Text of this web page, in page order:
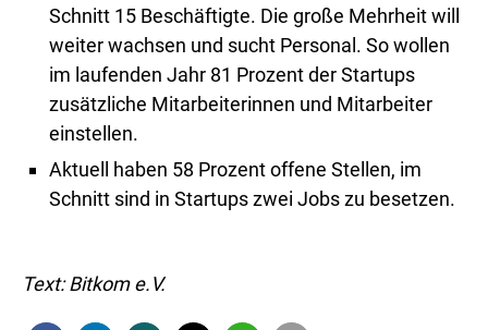
Schnitt 15 Beschäftigte. Die große Mehrheit will
weiter wachsen und sucht Personal. So wollen
im laufenden Jahr 81 Prozent der Startups
zusätzliche Mitarbeiterinnen und Mitarbeiter
einstellen.
Aktuell haben 58 Prozent offene Stellen, im
Schnitt sind in Startups zwei Jobs zu besetzen.
Text: Bitkom e.V.